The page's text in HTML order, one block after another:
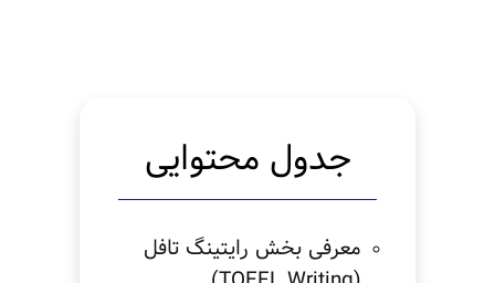
جدول محتوایی
معرفی بخش رایتینگ تافل